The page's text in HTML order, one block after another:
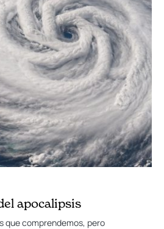
apocalipsis
que comprendemos, pero